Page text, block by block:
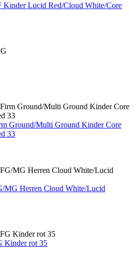
Kinder Lucid Red/Cloud White/Core
Ground/Multi Ground Kinder Core
33
MG Herren Cloud White/Lucid
Kinder rot 35